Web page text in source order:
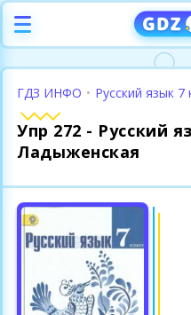
ГДЗ ИНФО • Русский язык 7
Упр 272 - Русский
Ладыженская